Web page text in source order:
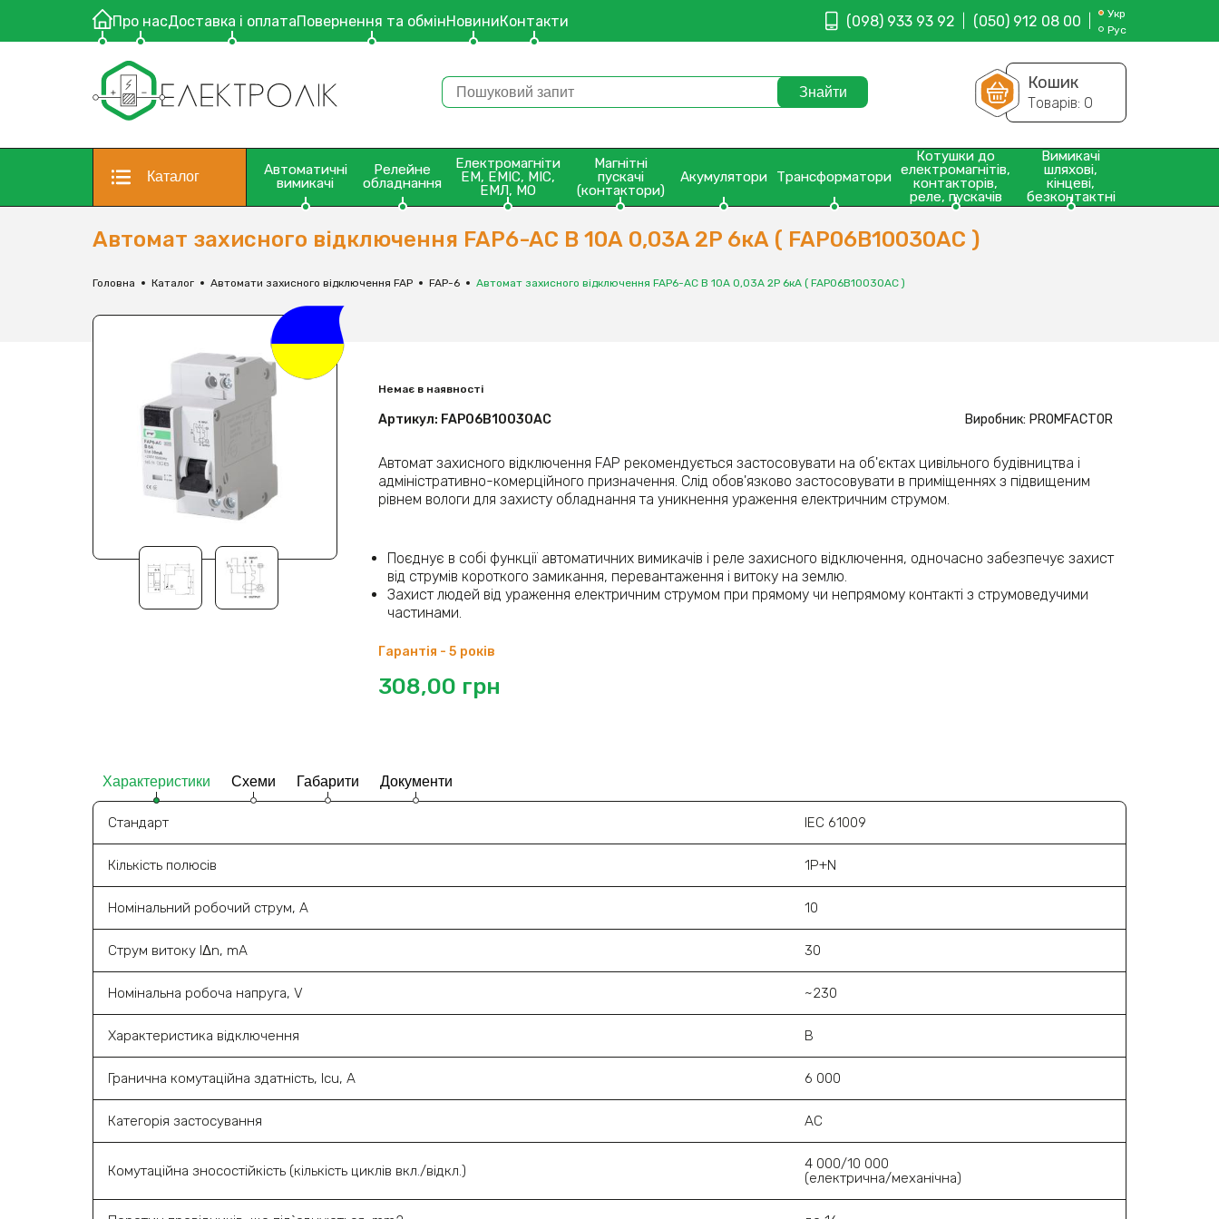
Про насДоставка і оплатаПовернення та обмінНовиниКонтакти (098) 933 93 92 (050) 912 08 00
Укр
Рус
Кошик
Товарів: 0
Каталог
Автоматичні
вимикачі
Релейне
обладнання
Електромагніти
ЕМ, ЕМІС, МІС,
ЕМЛ, МО
Магнітні
пускачі
(контактори)
Акумулятори Трансформатори
Котушки до
електромагнітів,
контакторів,
реле, пускачів
Вимикачі
шляхові,
кінцеві,
безконтактні
Автомат захисного відключення FAP6-AC B 10А 0,03A 2P 6кА ( FAP06B10030AC )
Головна Каталог Автомати захисного відключення FAP FAP-6 Автомат захисного відключення FAP6-AC B 10А 0,03A 2P 6кА ( FAP06B10030AC )
Немає в наявності
Артикул: FAP06B10030AC Виробник: PROMFACTOR
Автомат захисного відключення FAP рекомендується застосовувати на об'єктах цивільного будівництва і
адміністративно-комерційного призначення. Слід обов'язково застосовувати в приміщеннях з підвищеним
рівнем вологи для захисту обладнання та уникнення ураження електричним струмом.
Поєднує в собі функції автоматичних вимикачів і реле захисного відключення, одночасно забезпечує захист
від струмів короткого замикання, перевантаження і витоку на землю.
Захист людей від ураження електричним струмом при прямому чи непрямому контакті з струмоведучими
частинами.
Гарантія - 5 років
308,00 грн
Характеристики Схеми Габарити Документи
Стандарт IEC 61009
Кількість полюсів 1P+N
Номінальний робочий струм, A 10
Струм витоку l‎Δn, mA 30
Номінальна робоча напруга, V ~230
Характеристика відключення В
Гранична комутаційна здатність, Icu, A 6 000
Категорія застосування AC
Комутаційна зносостійкість (кількість циклів вкл./відкл.)
4 000/10 000
(електрична/механічна)